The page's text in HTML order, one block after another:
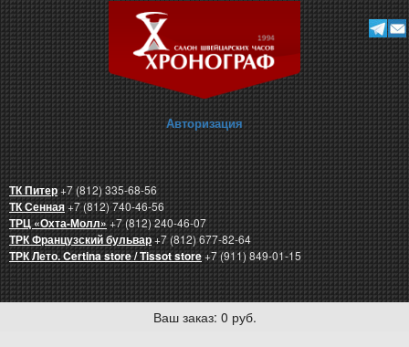
Авторизация
ТК Питер+7 (812) 335-68-56
ТК Сенная+7 (812) 740-46-56
ТРЦ «Охта-Молл»+7 (812) 240-46-07
ТРК Французский бульвар+7 (812) 677-82-64
ТРК Лето. Certina store / Tissot store+7 (911) 849-01-15
Ваш заказ: 0 руб.